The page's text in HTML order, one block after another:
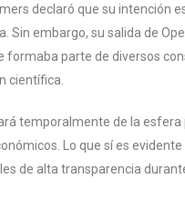
declaró que su intención
Sin embargo, su salida de
formaba parte de diversos
científica.
temporalmente de la
Lo que sí es
de alta transparencia